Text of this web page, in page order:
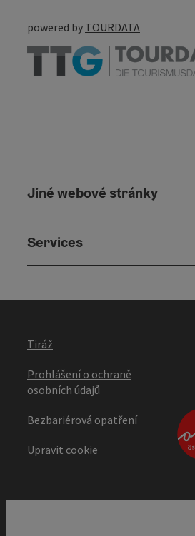
powered by TOURDATA
Jiné webové stránky
Services
Tiráž
Prohlášení o ochraně
osobních údajů
Bezbariérová opatření
Upravit cookie